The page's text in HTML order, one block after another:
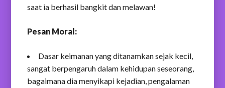
saat ia berhasil bangkit dan melawan!
Pesan Moral:
Dasar keimanan yang ditanamkan sejak kecil,
sangat berpengaruh dalam kehidupan seseorang,
bagaimana dia menyikapi kejadian, pengalaman